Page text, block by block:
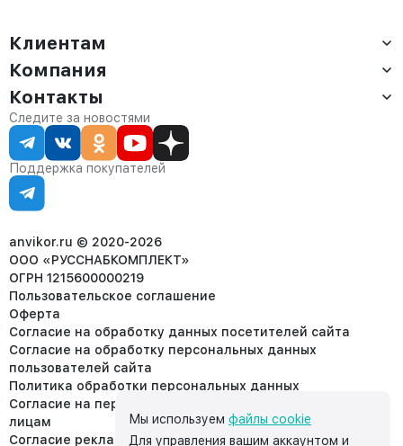
Клиентам
Доставка
Оплата
Сервис
Статус заказа
Статьи
Компания
О компании
Контакты
Партнёрам
Контакты
Отдел продаж:
8 (800) 234-22-62
corp@anvikor.ru
Ежедневно, с 7:00-19:00 (МСК)
Отдел рекламации:
8 (953) 455-25-61
Следите за новостями
Поддержка покупателей
anvikor.ru © 2020-2026
ООО «РУССНАБКОМПЛЕКТ»
ОГРН 1215600000219
Пользовательское соглашение
Оферта
Согласие на обработку данных посетителей сайта
Согласие на обработку персональных данных
пользователей сайта
Политика обработки персональных данных
Согласие на передачу персональных данных третьим
лицам
Согласие реклама
Мы используем файлы cookie
Для управления вашим аккаунтом и